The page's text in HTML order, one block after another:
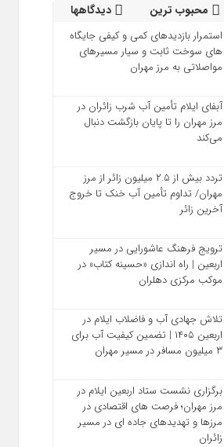
محبوب ترین دیدگاهها
استمرار بازدیدهای کمی و کیفی جایگاه‌
های سوخت ثابت و سیار مسیرهای
مواصلاتی به مرز مهران
آبفای ایلام تأمین آب شرب زائران در
مرز مهران را تا پایان بازگشت دنبال
می‌کند
تردد بیش از ۲.۵ میلیون زائر از مرز
مهران/ تداوم تأمین آب خنک تا خروج
آخرین زائر
ترویج فرهنگ عاشورایی در مسیر
اربعین | راه‌ اندازی «حسینه کتاب» در
موکب مرکزی دهلران
تلاش جهادی آب و فاضلاب ایلام در
اربعین ۱۴۰۵ | تضمین کیفیت آب برای
۳ میلیون مسافر در مسیر مهران
برگزاری نشست ستاد اربعین ایلام در
مرز مهران؛ فرصت‌ های اقتصادی در
مرزها و تهدیدهای جاده‌ ای در مسیر
زائران